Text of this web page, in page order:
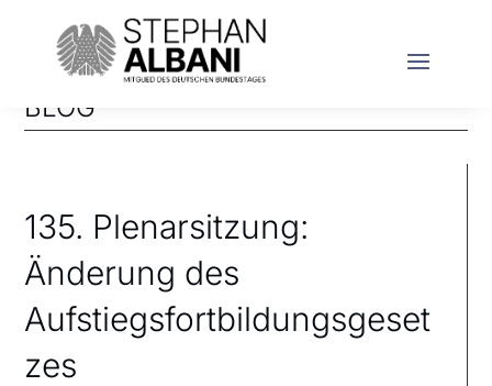
BLOG
135. Plenarsitzung:
Änderung des
Aufstiegsfortbildungsgeset
zes